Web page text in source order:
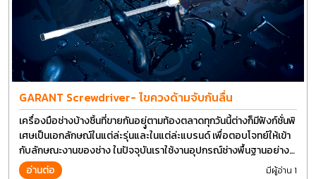
GARANT Screwdriver- ไขควงด้ามจับกันลื่น
เครื่องมือช่างบ้างชิ้นที่ขายกันอยุู่ตามท้องตลาดทุกวันนี้ต่างก็มีฟังก์ชั่นพิ
เศษเป็นเอกลักษณ์ในแต่ล่ะรุ่นและในแต่ล่ะแบรนด์ เพื่อตอบโจทย์ให้เข้า
กับลักษณะงานของช่าง ในปัจจุบันเราใช้งานอุปกรณ์ช่างพื้นฐานอย่าง
ไขควงกันในงานหลายประเภททำให้มีการปรับเปลี่ยนรูปแบบ
อ่านต่อ มีผู้อ่าน 1